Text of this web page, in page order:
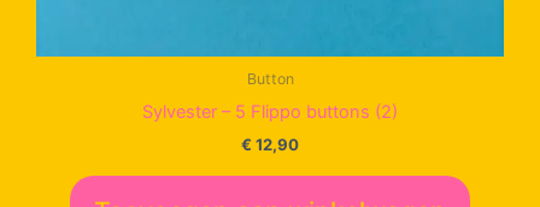
Button
Sylvester – 5 Flippo buttons (2)
€ 12,90